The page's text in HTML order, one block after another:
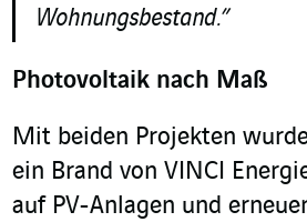
Wohnungsbestand.”
Photovoltaik nach Maß
Mit beiden Projekten
ein Brand von VINCI
auf PV-Anlagen und